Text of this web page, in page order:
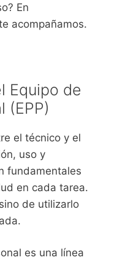
En
acompañamos.
Equipo de
(EPP)
el técnico y el
uso y
fundamentales
en cada tarea.
de utilizarlo
es una línea